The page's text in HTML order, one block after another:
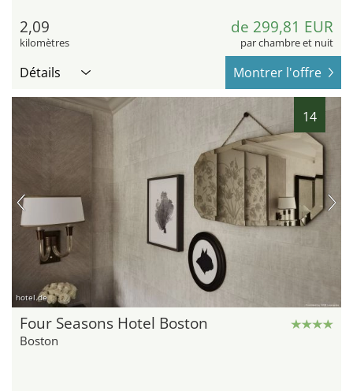
2,09
kilomètres
de 299,81 EUR
par chambre et nuit
Détails Montrer l'offre
14
hotel.de
Four Seasons Hotel Boston
Boston